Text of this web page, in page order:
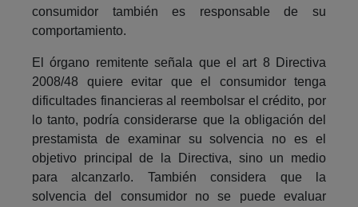
consumidor también es responsable de su
comportamiento.
El órgano remitente señala que el art 8 Directiva
2008/48 quiere evitar que el consumidor tenga
dificultades financieras al reembolsar el crédito, por
lo tanto, podría considerarse que la obligación del
prestamista de examinar su solvencia no es el
objetivo principal de la Directiva, sino un medio
para alcanzarlo. También considera que la
solvencia del consumidor no se puede evaluar